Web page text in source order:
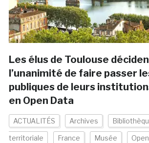
Les élus de Toulouse
l’unanimité de faire passer
publiques de leurs
en Open Data
ACTUALITÉS Archives
territoriale France Musée